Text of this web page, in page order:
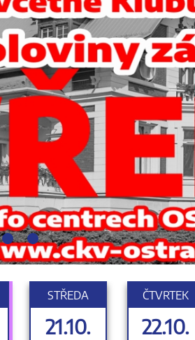
STŘEDA
21.10.
ČTVRTEK
22.10.